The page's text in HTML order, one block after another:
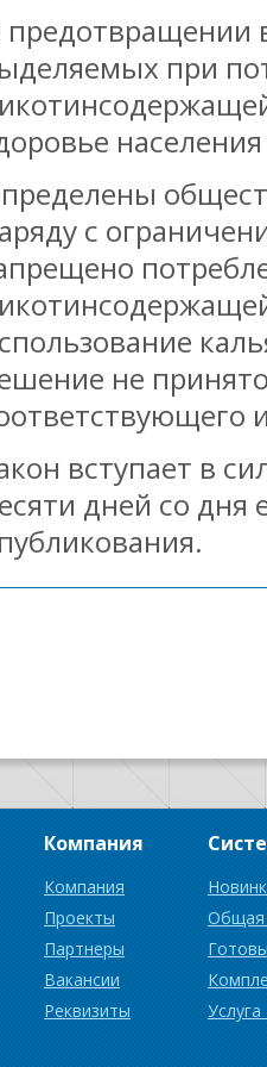
при
с
не
вступает в
дней со дня
Компания
Компания
Проекты
Партнеры
Вакансии
Реквизиты
Общая